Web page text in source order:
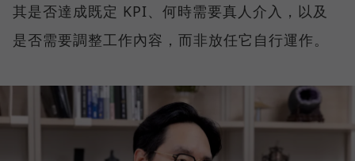
其是否達成既定 KPI、何時需要真人介入，以及
是否需要調整工作內容，而非放任它自行運作。